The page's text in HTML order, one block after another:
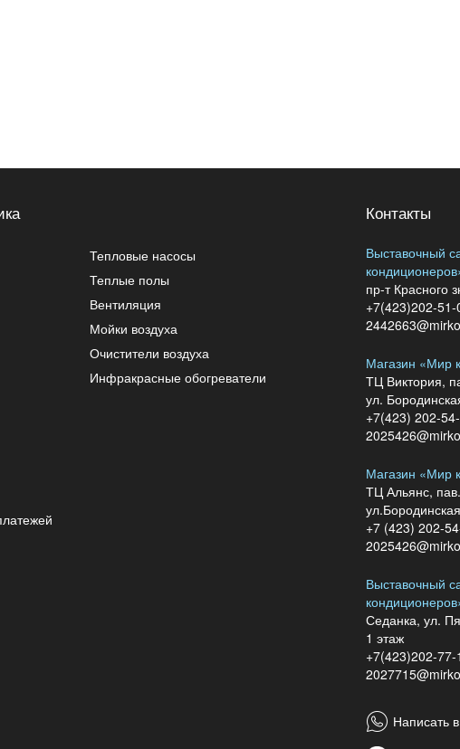
Тепловые насосы
Теплые полы
Вентиляция
Мойки воздуха
Очистители воздуха
Инфракрасные обогреватели
Контакты
Выставочный
пр-т Красного
+7(423)202-51-
Магазин «Мир
ТЦ Виктория,
ул.
+7(423) 202-
Магазин «Мир
ТЦ Альянс,
+7 (423) 202-
Выставочный
Седанка, ул.
1 этаж
+7(423)202-77-
Написать